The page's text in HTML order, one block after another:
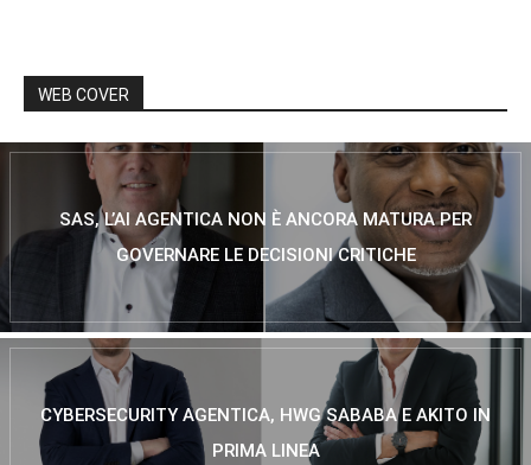
WEB COVER
SAS, L’AI AGENTICA NON È ANCORA MATURA PER
GOVERNARE LE DECISIONI CRITICHE
CYBERSECURITY AGENTICA, HWG SABABA E AKITO IN
PRIMA LINEA